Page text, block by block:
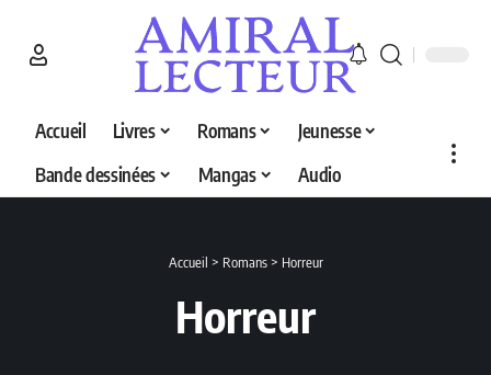
Accueil Livres Romans
Jeunesse
Bande dessinées
Mangas Audio
Accueil > Romans> Horreur
Horreur